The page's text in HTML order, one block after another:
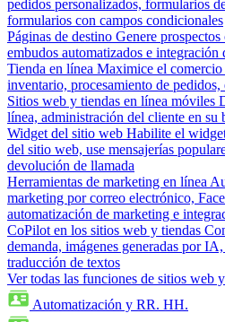
pedidos personalizados, formularios
formularios con campos condicionales
Páginas de destino Genere
embudos automatizados e
Tienda en línea Maximice el
inventario, procesamiento de pedidos,
Sitios web y tiendas en línea móviles
línea, administración del cliente en su
Widget del sitio web Habilite el
del sitio web, use mensajerías
devolución de llamada
Herramientas de marketing en línea
marketing por correo electrónico,
automatización de marketing e
CoPilot en los sitios web y tiendas
demanda, imágenes generadas por
traducción de textos
Ver todas las funciones de sitios web
Automatización y RR. HH.